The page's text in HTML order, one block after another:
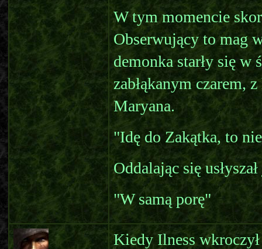
W tym momencie
Obserwujący to mag
demonka starły się
zabłąkanym czarem,
Maryana.
"Idę do Zakątka, to
Oddalając się
"W samą porę"
Kiedy Ilness